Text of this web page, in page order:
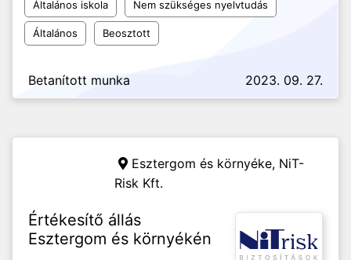
Általános iskola Nem szükséges nyelvtudás
Általános Beosztott
Betanított munka 2023. 09. 27.
Esztergom és környéke, NiT-
Risk Kft.
Értékesítő állás
Esztergom és környékén